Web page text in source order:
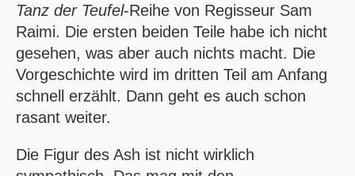
Tanz der Teufel-Reihe von Regisseur Sam
Raimi. Die ersten beiden Teile habe ich nicht
gesehen, was aber auch nichts macht. Die
Vorgeschichte wird im dritten Teil am Anfang
schnell erzählt. Dann geht es auch schon
rasant weiter.
Die Figur des Ash ist nicht wirklich